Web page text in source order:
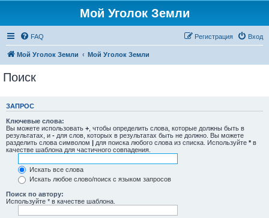
Мой Уголок Земли
FAQ Вход
Регистрация
Мой Уголок Земли Мой Уголок Земли
Поиск
ЗАПРОС
Ключевые слова:
Вы можете использовать + , чтобы определить слова, которые должны быть в
результатах, и - для слов, которых в результатах быть не должно. Вы можете
разделить слова символом | для поиска любого слова из списка. Используйте * в
качестве шаблона для частичного совпадения.
Искать все слова
Искать любое слово/поиск с языком запросов
Поиск по автору:
Используйте * в качестве шаблона.